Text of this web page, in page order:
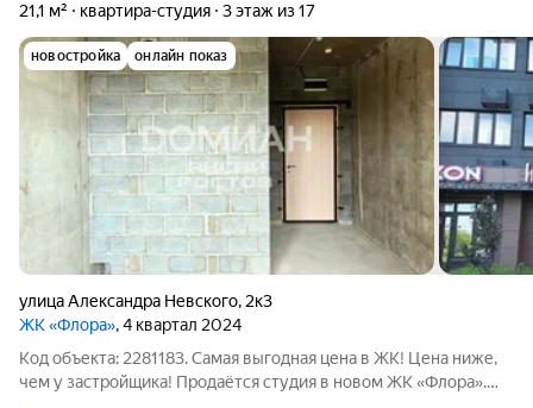
21,1 м² квартира-студия 3 этаж из 17
новостройка онлайн показ
улица Александра Невского, 2к3
ЖК «Флора», 4 квартал 2024
Код объекта: 2281183. Самая выгодная цена в ЖК! Цена ниже,
чем у застройщика! Продаётся студия в новом ЖК «Флора».